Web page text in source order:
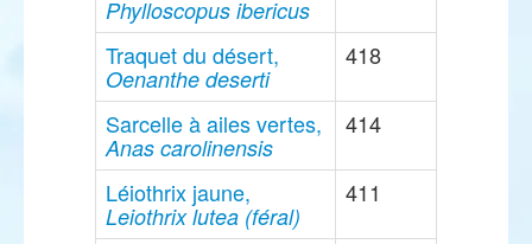
Phylloscopus ibericus
Traquet du désert,
Oenanthe deserti
418
Sarcelle à ailes vertes,
Anas carolinensis
414
Léiothrix jaune,
Leiothrix lutea (féral)
411